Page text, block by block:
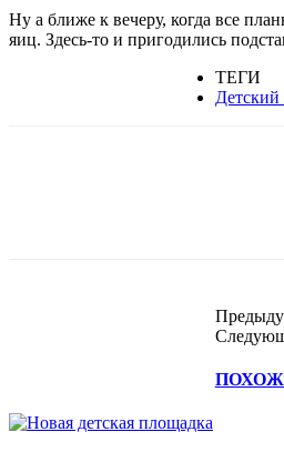
Ну а ближе к вечеру, когда все
яиц. Здесь-то и пригодились
ТЕГИ
Детский